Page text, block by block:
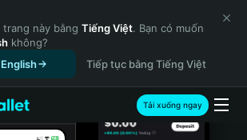
trang này bằng Tiếng Việt. Bạn có muốn
không?
Tiếp tục bằng Tiếng Việt
Tải xuống ngay